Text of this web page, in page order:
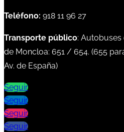
Teléfono: 918 11 96 27
Transporte público:
de Moncloa: 651 / 654. (655
Av. de España)
Seguir
Seguir
Seguir
Seguir